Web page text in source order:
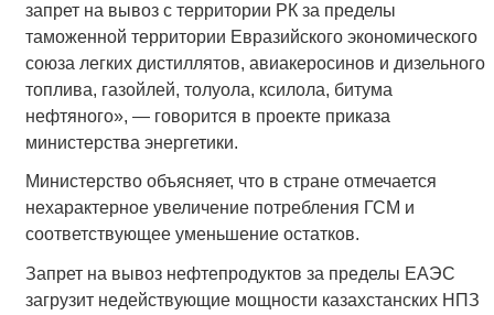
запрет на вывоз с территории РК за пределы
таможенной территории Евразийского экономического
союза легких дистиллятов, авиакеросинов и дизельного
топлива, газойлей, толуола, ксилола, битума
нефтяного», — говорится в проекте приказа
министерства энергетики.
Министерство объясняет, что в стране отмечается
нехарактерное увеличение потребления ГСМ и
соответствующее уменьшение остатков.
Запрет на вывоз нефтепродуктов за пределы ЕАЭС
загрузит недействующие мощности казахстанских НПЗ